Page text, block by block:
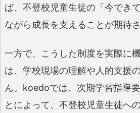
ば、不登校児童生徒の「今でき
ながら成長を支えることが期待さ
一方で、こうした制度を実際に
は、学校現場の理解や人的支援
ん。koedoでは、次期学習指導
とによって、不登校児童生徒へ